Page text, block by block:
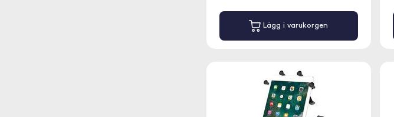
Lägg i varukorgen